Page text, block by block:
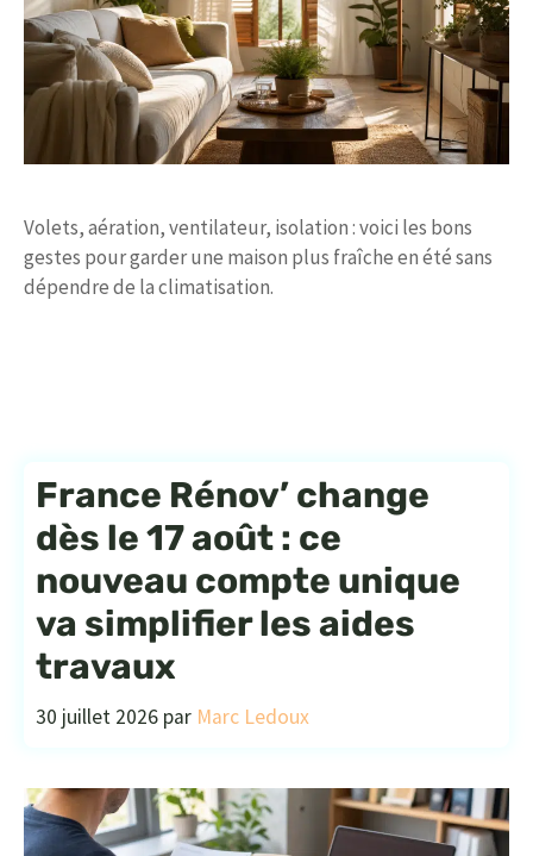
Volets, aération, ventilateur, isolation : voici les bons
gestes pour garder une maison plus fraîche en été sans
dépendre de la climatisation.
France Rénov’ change
dès le 17 août : ce
nouveau compte unique
va simplifier les aides
travaux
30 juillet 2026 par Marc Ledoux